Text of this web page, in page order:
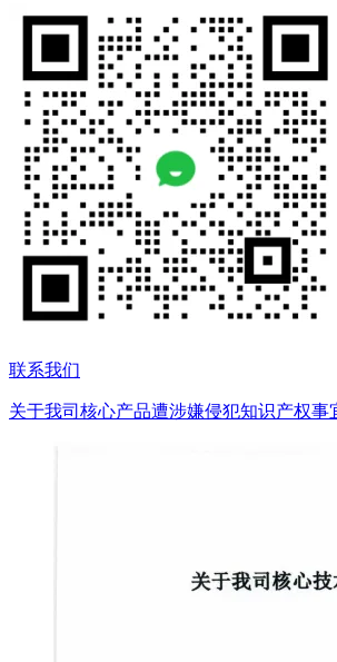
联系我们
关于我司核心产品遭涉嫌侵犯知识产权事